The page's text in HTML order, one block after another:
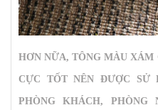
HƠN NỮA, TÔNG MÀU XÁM
CỰC TỐT NÊN ĐƯỢC SỬ
PHÒNG KHÁCH, PHÒNG